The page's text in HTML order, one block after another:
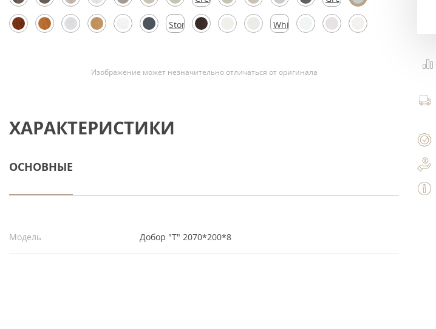
Скрытые
Silk
Silk
Stormy
White
Изображение может незначительно отличаться от оригинала
ХАРАКТЕРИСТИКИ
ОСНОВНЫЕ
Модель Добор "Т" 2070*200*8